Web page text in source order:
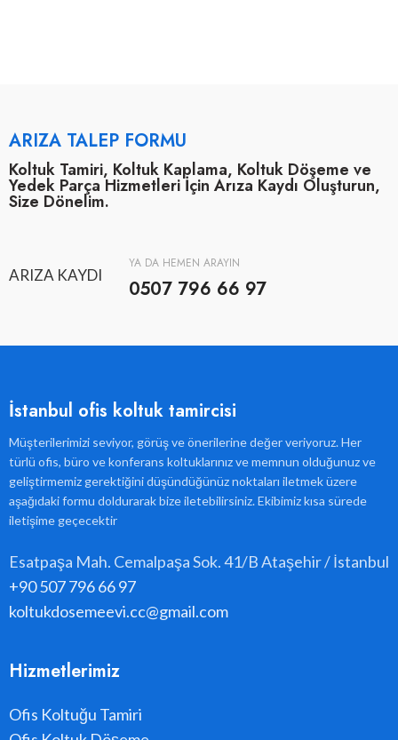
ARIZA TALEP FORMU
Koltuk Tamiri, Koltuk Kaplama, Koltuk Döşeme ve
Yedek Parça Hizmetleri İçin Arıza Kaydı Oluşturun,
Size Dönelim.
ARIZA KAYDI
YA DA HEMEN ARAYIN
0507 796 66 97
İstanbul ofis koltuk tamircisi
Müşterilerimizi seviyor, görüş ve önerilerine değer veriyoruz. Her
türlü ofis, büro ve konferans koltuklarınız ve memnun olduğunuz ve
geliştirmemiz gerektiğini düşündüğünüz noktaları iletmek üzere
aşağıdaki formu doldurarak bize iletebilirsiniz. Ekibimiz kısa sürede
iletişime geçecektir
Esatpaşa Mah. Cemalpaşa Sok. 41/B Ataşehir / İstanbul
+90 507 796 66 97
koltukdosemeevi.cc@gmail.com
Hizmetlerimiz
Ofis Koltuğu Tamiri